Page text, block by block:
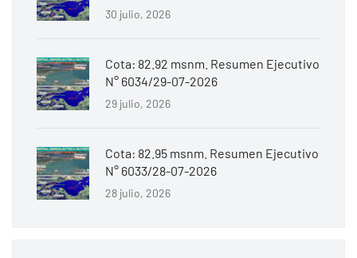
30 julio, 2026
Cota: 82.92 msnm. Resumen Ejecutivo
N° 6034/29-07-2026
29 julio, 2026
Cota: 82.95 msnm. Resumen Ejecutivo
N° 6033/28-07-2026
28 julio, 2026